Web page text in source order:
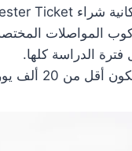
المختصة
يورو بالسنة.